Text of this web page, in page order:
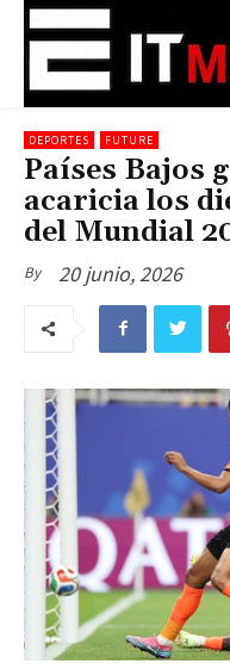
DEPORTES FUTURE
Países Bajos
acaricia los
del Mundial
By 20 junio, 2026